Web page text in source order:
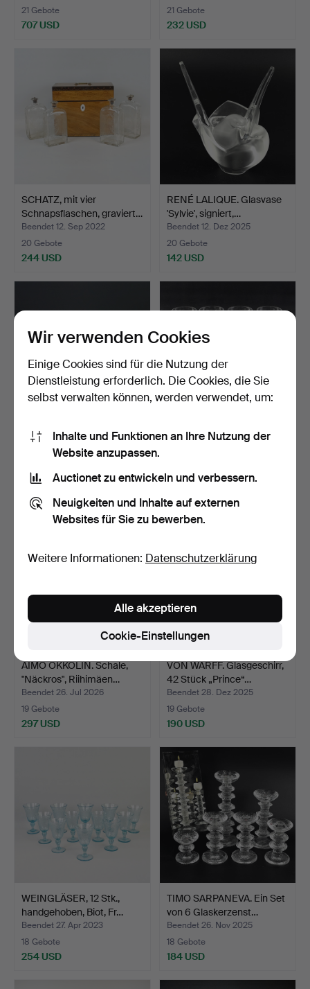
21 Gebote
707 USD
21 Gebote
232 USD
SCHATZ, mit vier
Schnapsflaschen, graviert…
Beendet 12. Sep 2022
20 Gebote
244 USD
RENÉ LALIQUE. Glasvase
'Sylvie', signiert,…
Beendet 12. Dez 2025
20 Gebote
142 USD
GLASWAREN, Kristall, 54
Stück, poliertes D…
Beendet 16. Jul 2022
19 Gebote
Ein Set mit 10
Champagnergläsern, Luigi
19 Gebote
AIMO OKKOLIN. Schale,
"Näckros", Riihimäen…
Beendet 26. Jul 2026
19 Gebote
297 USD
VON WÄRFF. Glasgeschirr,
42 Stück „Prince“…
Beendet 28. Dez 2025
19 Gebote
190 USD
WEINGLÄSER, 12 Stk.,
handgehoben, Biot, Fr…
Beendet 27. Apr 2023
18 Gebote
254 USD
TIMO SARPANEVA. Ein Set
von 6 Glaskerzenst…
Beendet 26. Nov 2025
18 Gebote
184 USD
Wir verwenden Cookies
Einige Cookies sind für die Nutzung der
Dienstleistung erforderlich. Die Cookies, die Sie
selbst verwalten können, werden verwendet, um:
Inhalte und Funktionen an Ihre Nutzung der
Website anzupassen.
Auctionet zu entwickeln und verbessern.
Neuigkeiten und Inhalte auf externen
Websites für Sie zu bewerben.
Weitere Informationen: Datenschutzerklärung
Cookie-Einstellungen
Alle akzeptieren